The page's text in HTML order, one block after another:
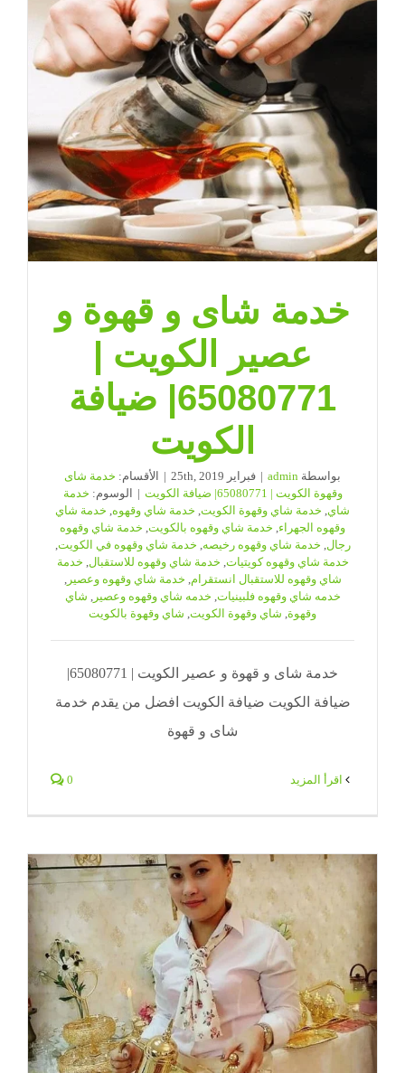
خدمة شاى و قهوة و
عصير الكويت |
65080771| ضيافة
الكويت
بواسطة admin
| فبراير 25th, 2019 | الأقسام: خدمة شاى
وقهوة الكويت | 65080771| ضيافة الكويت
| الوسوم: خدمة
شاي, خدمة شاي وقهوة الكويت, خدمة شاي وقهوه, خدمة شاي
وقهوه الجهراء, خدمة شاي وقهوه بالكويت, خدمة شاي وقهوه
رجال, خدمة شاي وقهوه رخيصه, خدمة شاي وقهوه في الكويت,
خدمة شاي وقهوه كويتيات, خدمة شاي وقهوه للاستقبال, خدمة
شاي وقهوه للاستقبال انستقرام, خدمة شاي وقهوه وعصير,
خدمه شاي وقهوه فلبينيات, خدمه شاي وقهوه وعصير, شاي
وقهوة, شاي وقهوة الكويت, شاي وقهوة بالكويت
خدمة شاى و قهوة و عصير الكويت | 65080771|
ضيافة الكويت ضيافة الكويت افضل من يقدم خدمة
شاى و قهوة
0